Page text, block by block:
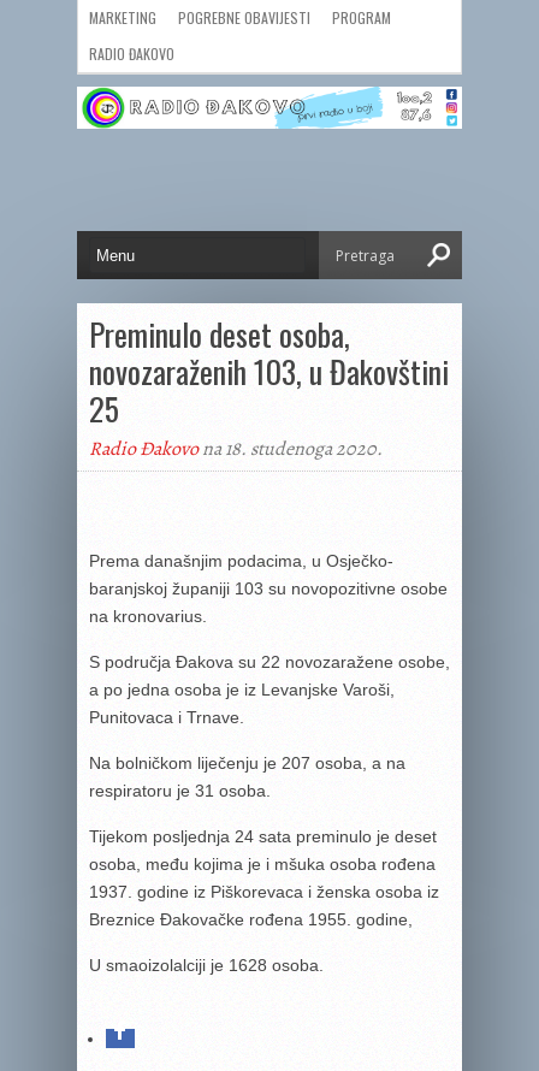
MARKETING POGREBNE OBAVIJESTI
PROGRAM
RADIO ĐAKOVO
Preminulo deset osoba,
novozaraženih 103, u Đakovštini
25
Radio Đakovona 18. studenoga 2020.
Prema današnjim podacima, u Osječko-
baranjskoj županiji 103 su novopozitivne osobe
na kronovarius.
S područja Đakova su 22 novozaražene osobe,
a po jedna osoba je iz Levanjske Varoši,
Punitovaca i Trnave.
Na bolničkom liječenju je 207 osoba, a na
respiratoru je 31 osoba.
Tijekom posljednja 24 sata preminulo je deset
osoba, među kojima je i mšuka osoba rođena
1937. godine iz Piškorevaca i ženska osoba iz
Breznice Đakovačke rođena 1955. godine,
U smaoizolalciji je 1628 osoba.